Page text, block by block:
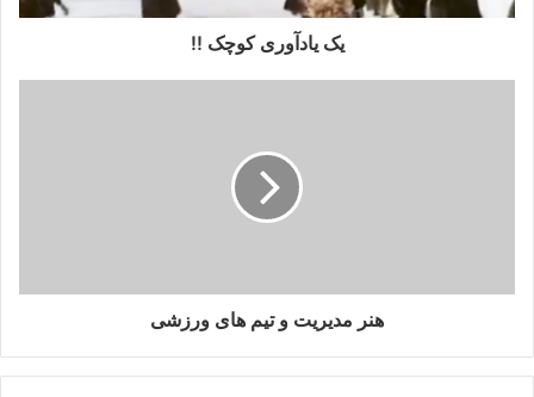
یک یادآوری کوچک !!
هنر مدیریت و تیم های ورزشی